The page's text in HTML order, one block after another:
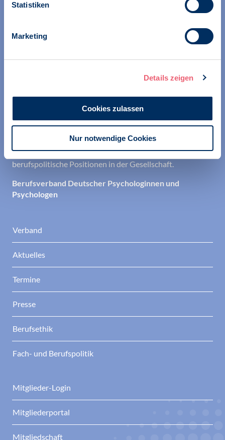
Statistiken
Marketing
Details zeigen
Cookies zulassen
Nur notwendige Cookies
ihrer Berufsausübung und bei der Festigung ihrer
professionellen Identität. Dies erreichen wir unter
aktueller Informationen aus Wissenschaft und Praxis für
Wir erschließen und sichern Berufsfelder und sorgen
dafür, dass Erkenntnisse der Psychologie kompetent und
stärken wir das Ansehen aller Psychologinnen und
Psychologen in der Öffentlichkeit und vertreten eigene
berufspolitische Positionen in der Gesellschaft.
Berufsverband Deutscher Psychologinnen und
Psychologen
Verband
Aktuelles
Termine
Presse
Berufsethik
Fach- und Berufspolitik
Mitglieder-Login
Mitgliederportal
Mitgliedschaft